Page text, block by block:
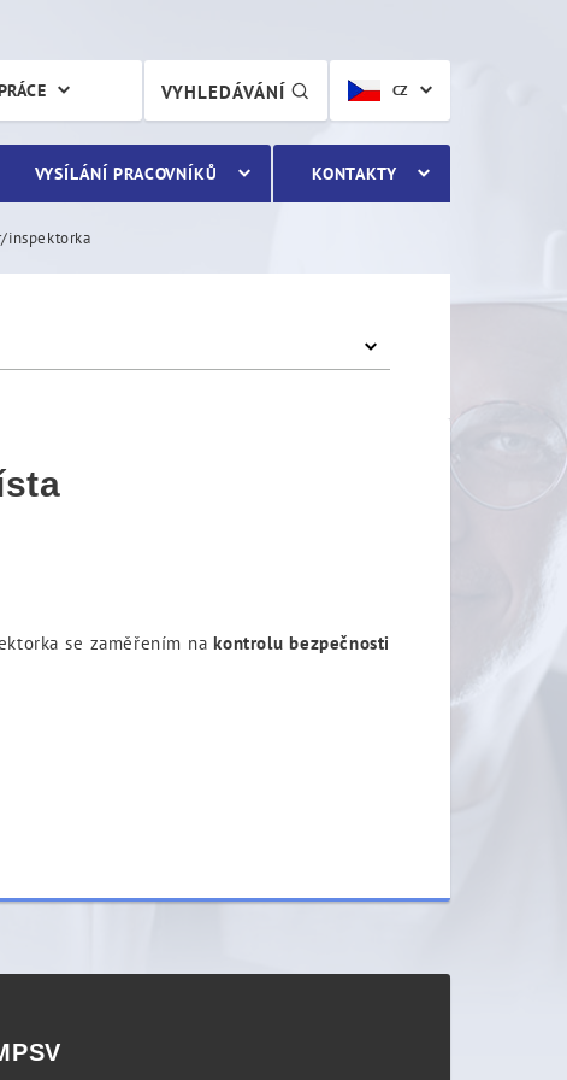
inspektor/inspektorka
CZ
VYHLEDÁVÁNÍ
VYSÍLÁNÍ PRACOVNÍKŮ KONTAKTY
inspektorka
se zaměřením nakontrolu bezpečnosti